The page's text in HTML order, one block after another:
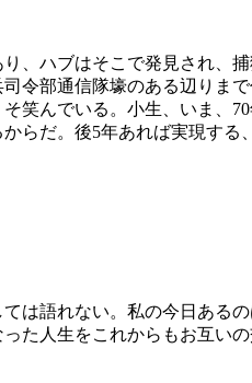
、ハブはそこで発見され、
令部通信隊壕のある辺りま
んでいる。小生、いま、
らだ。後5年あれば実現する
は語れない。私の今日ある
た人生をこれからもお互い